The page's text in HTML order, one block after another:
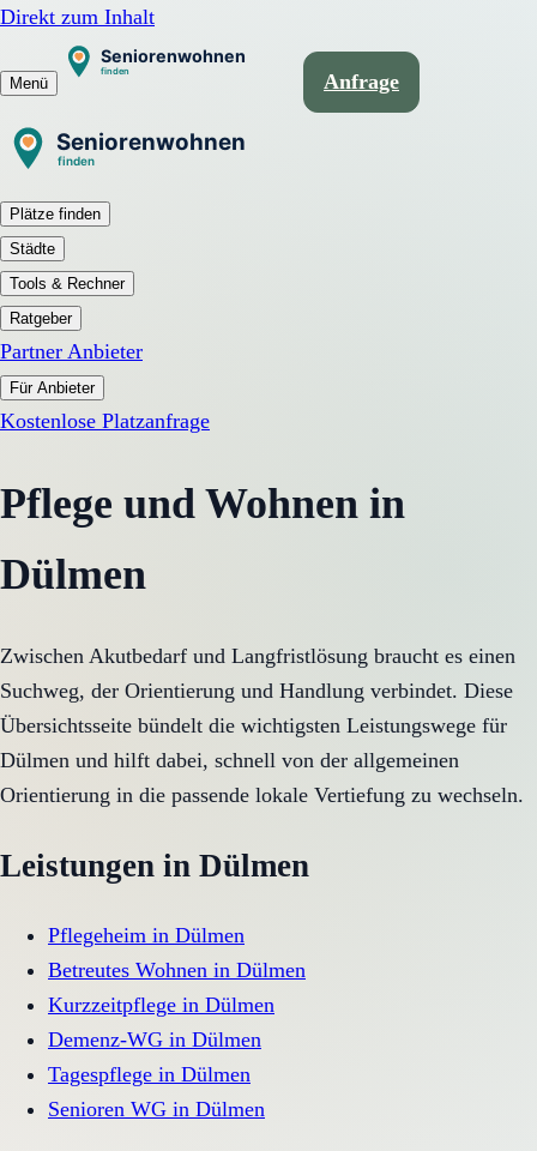
Direkt zum Inhalt
Menü Anfrage
Plätze finden
Städte
Tools & Rechner
Ratgeber
Partner Anbieter
Für Anbieter
Kostenlose Platzanfrage
Pflege und Wohnen in
Dülmen
Zwischen Akutbedarf und Langfristlösung braucht es einen
Suchweg, der Orientierung und Handlung verbindet. Diese
Übersichtsseite bündelt die wichtigsten Leistungswege für
Dülmen und hilft dabei, schnell von der allgemeinen
Orientierung in die passende lokale Vertiefung zu wechseln.
Leistungen in Dülmen
Pflegeheim in Dülmen
Betreutes Wohnen in Dülmen
Kurzzeitpflege in Dülmen
Demenz-WG in Dülmen
Tagespflege in Dülmen
Senioren WG in Dülmen